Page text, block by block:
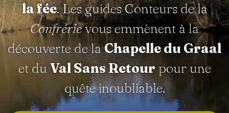
la fée. Les guides Conteurs de la
Confrérievous emmènent à la
découverte de laChapelle du Graal
et du Val Sans Retour pour une
quête inoubliable.